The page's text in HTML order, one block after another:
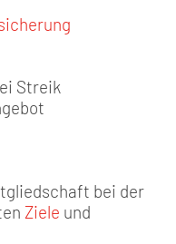
Streik
bei der
Ziele und